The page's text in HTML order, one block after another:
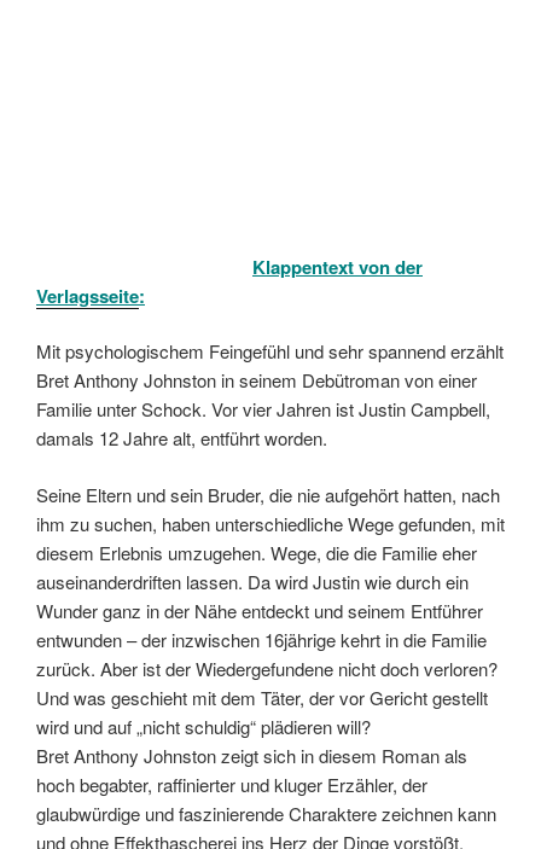
Klappentext von der
Verlagsseite:
Mit psychologischem Feingefühl und sehr spannend erzählt
Bret Anthony Johnston in seinem Debütroman von einer
Familie unter Schock. Vor vier Jahren ist Justin Campbell,
damals 12 Jahre alt, entführt worden.
Seine Eltern und sein Bruder, die nie aufgehört hatten, nach
ihm zu suchen, haben unterschiedliche Wege gefunden, mit
diesem Erlebnis umzugehen. Wege, die die Familie eher
auseinanderdriften lassen. Da wird Justin wie durch ein
Wunder ganz in der Nähe entdeckt und seinem Entführer
entwunden – der inzwischen 16jährige kehrt in die Familie
zurück. Aber ist der Wiedergefundene nicht doch verloren?
Und was geschieht mit dem Täter, der vor Gericht gestellt
wird und auf „nicht schuldig“ plädieren will?
Bret Anthony Johnston zeigt sich in diesem Roman als
hoch begabter, raffinierter und kluger Erzähler, der
glaubwürdige und faszinierende Charaktere zeichnen kann
und ohne Effekthascherei ins Herz der Dinge vorstößt.